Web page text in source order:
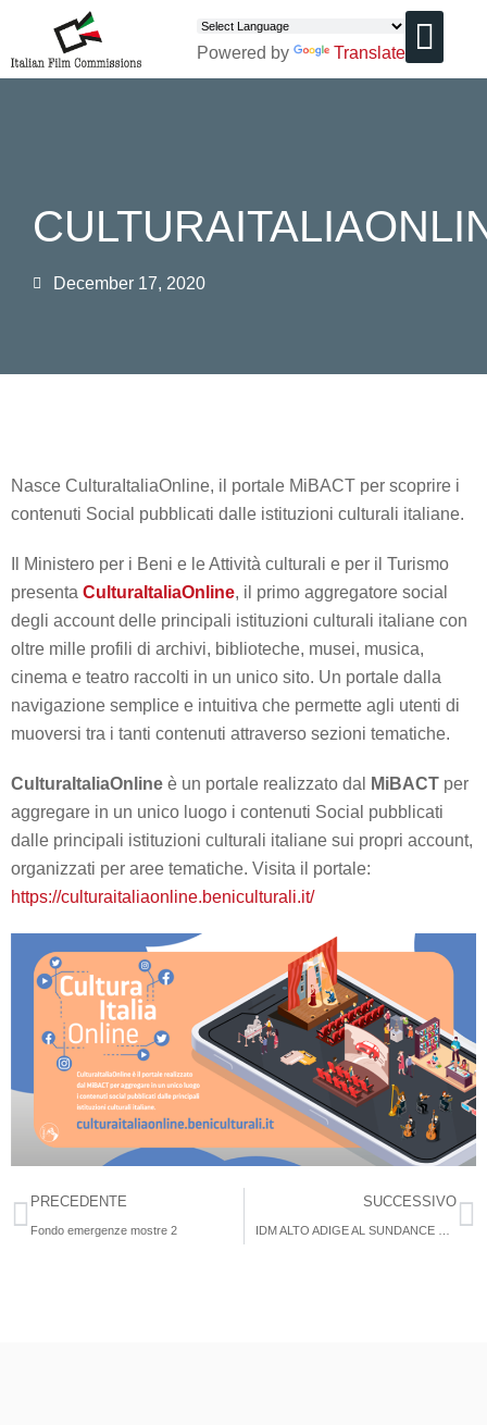
Powered by Translate
December 17, 2020
Nasce CulturaItaliaOnline, il portale MiBACT per scoprire i
contenuti Social pubblicati dalle istituzioni culturali italiane.
Il Ministero per i Beni e le Attività culturali e per il Turismo
presenta CulturaItaliaOnline, il primo aggregatore social
degli account delle principali istituzioni culturali italiane con
oltre mille profili di archivi, biblioteche, musei, musica,
cinema e teatro raccolti in un unico sito. Un portale dalla
navigazione semplice e intuitiva che permette agli utenti di
muoversi tra i tanti contenuti attraverso sezioni tematiche.
CulturaItaliaOnline è un portale realizzato dal MiBACT per
aggregare in un unico luogo i contenuti Social pubblicati
dalle principali istituzioni culturali italiane sui propri account,
organizzati per aree tematiche. Visita il portale:
https://culturaitaliaonline.beniculturali.it/
PRECEDENTE
Fondo emergenze mostre 2
SUCCESSIVO